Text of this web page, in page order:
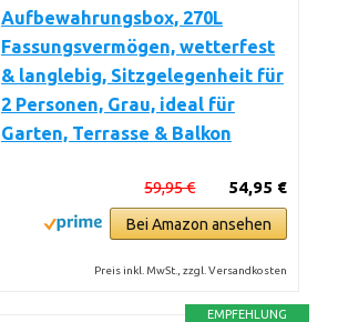
Aufbewahrungsbox, 270L
Fassungsvermögen, wetterfest
& langlebig, Sitzgelegenheit für
2 Personen, Grau, ideal für
Garten, Terrasse & Balkon
54,95 €
59,95 €
Bei Amazon ansehen
Preis inkl. MwSt., zzgl. Versandkosten
EMPFEHLUNG